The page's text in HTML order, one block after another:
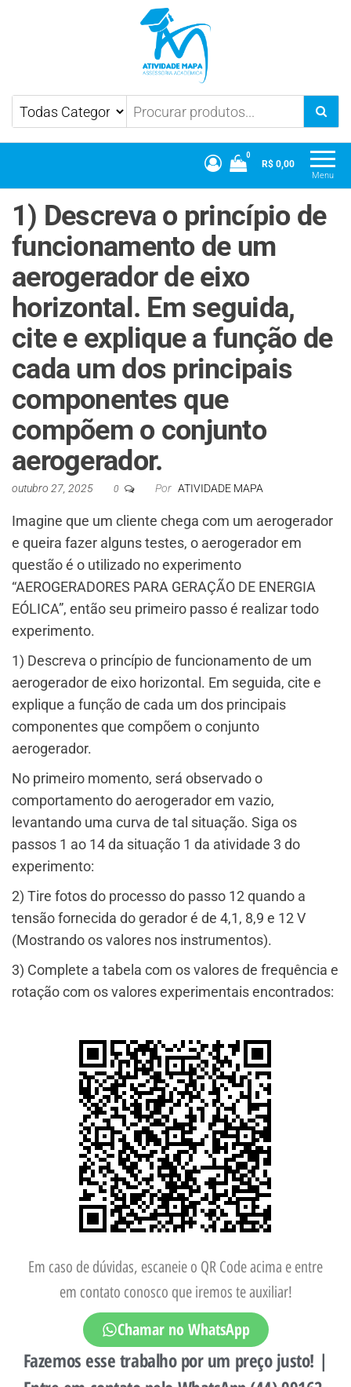
Atividade Mapa Mapa UniCesumar
Menu
0
R$ 0,00
1) Descreva o princípio de
funcionamento de um
aerogerador de eixo
horizontal. Em seguida,
cite e explique a função de
cada um dos principais
componentes que
compõem o conjunto
aerogerador.
outubro 27, 2025 0 Por ATIVIDADE MAPA
Imagine que um cliente chega com um aerogerador
e queira fazer alguns testes, o aerogerador em
questão é o utilizado no experimento
“AEROGERADORES PARA GERAÇÃO DE ENERGIA
EÓLICA”, então seu primeiro passo é realizar todo
experimento.
1) Descreva o princípio de funcionamento de um
aerogerador de eixo horizontal. Em seguida, cite e
explique a função de cada um dos principais
componentes que compõem o conjunto
aerogerador.
No primeiro momento, será observado o
comportamento do aerogerador em vazio,
levantando uma curva de tal situação. Siga os
passos 1 ao 14 da situação 1 da atividade 3 do
experimento:
2) Tire fotos do processo do passo 12 quando a
tensão fornecida do gerador é de 4,1, 8,9 e 12 V
(Mostrando os valores nos instrumentos).
3) Complete a tabela com os valores de frequência e
rotação com os valores experimentais encontrados:
Em caso de dúvidas, escaneie o QR Code acima e entre
em contato conosco que iremos te auxiliar!
Chamar no WhatsApp
Fazemos esse trabalho por um preço justo! |